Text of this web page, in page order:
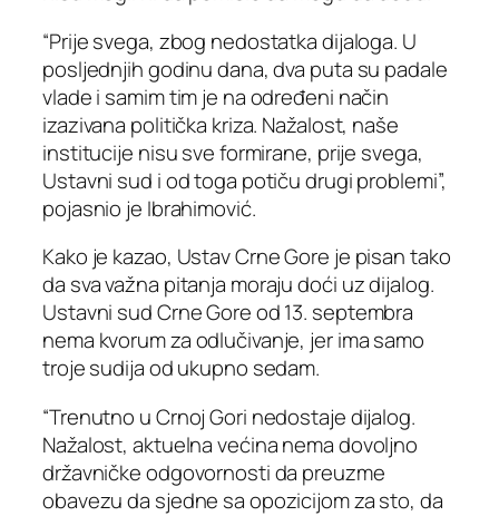
“Prije svega, zbog nedostatka dijaloga. U
posljednjih godinu dana, dva puta su padale
vlade i samim tim je na određeni način
izazivana politička kriza. Nažalost, naše
institucije nisu sve formirane, prije svega,
Ustavni sud i od toga potiču drugi problemi”,
pojasnio je Ibrahimović.
Kako je kazao, Ustav Crne Gore je pisan tako
da sva važna pitanja moraju doći uz dijalog.
Ustavni sud Crne Gore od 13. septembra
nema kvorum za odlučivanje, jer ima samo
troje sudija od ukupno sedam.
“Trenutno u Crnoj Gori nedostaje dijalog.
Nažalost, aktuelna većina nema dovoljno
državničke odgovornosti da preuzme
obavezu da sjedne sa opozicijom za sto, da